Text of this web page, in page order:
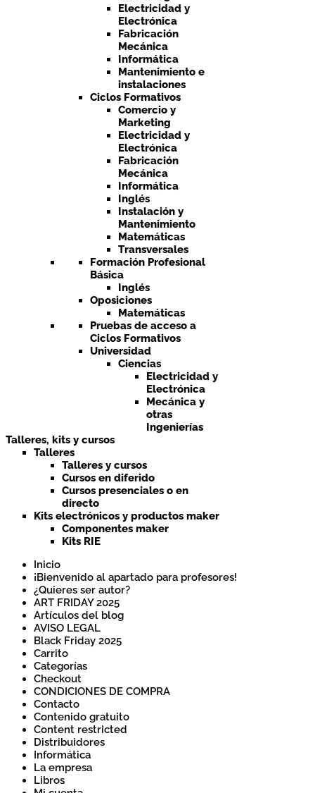
Electricidad y
Electrónica
Fabricación
Mecánica
Informática
Mantenimiento e
instalaciones
Ciclos Formativos
Comercio y
Marketing
Electricidad y
Electrónica
Fabricación
Mecánica
Informática
Inglés
Instalación y
Mantenimiento
Matemáticas
Transversales
Formación Profesional
Básica
Inglés
Oposiciones
Matemáticas
Pruebas de acceso a
Ciclos Formativos
Universidad
Ciencias
Electricidad y
Electrónica
Mecánica y
otras
Ingenierías
Talleres, kits y cursos
Talleres
Talleres y cursos
Cursos en diferido
Cursos presenciales o en
directo
Kits electrónicos y productos maker
Componentes maker
Kits RIE
Inicio
¡Bienvenido al apartado para profesores!
¿Quieres ser autor?
ART FRIDAY 2025
Artículos del blog
AVISO LEGAL
Black Friday 2025
Carrito
Categorías
Checkout
CONDICIONES DE COMPRA
Contacto
Contenido gratuito
Content restricted
Distribuidores
Informática
La empresa
Libros